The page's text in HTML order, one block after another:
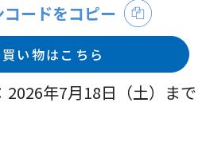
ードをコピー
い物はこちら
2026年7月18日（土）まで